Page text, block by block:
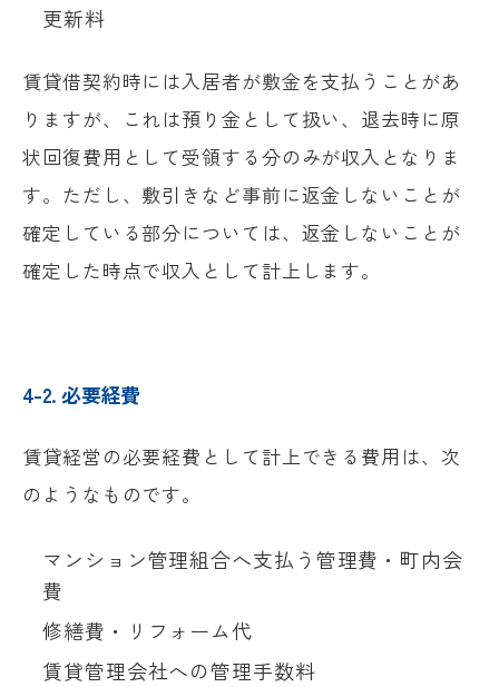
更新料
賃貸借契約時には入居者が敷金を支払うことがあ
りますが、これは預り金として扱い、退去時に原
状回復費用として受領する分のみが収入となりま
す。ただし、敷引きなど事前に返金しないことが
確定している部分については、返金しないことが
確定した時点で収入として計上します。
4-2. 必要経費
賃貸経営の必要経費として計上できる費用は、次
のようなものです。
マンション管理組合へ支払う管理費・町内会
費
修繕費・リフォーム代
賃貸管理会社への管理手数料